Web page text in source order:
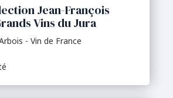
Jean-François
Vins du Jura
- Vin de France